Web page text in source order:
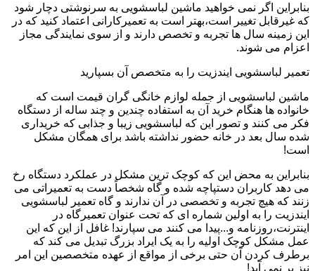
بنابراین اگر نمی خواهید ماشین لباسشویی به سرنوشتی دچار شود
که غیرقابل تغییر است،بهتر است به تعمیرکارانی اعتماد کنید که در
این زمینه سال ها تجربه و تخصص دارند و از سوی نمایندگی مجاز
اعزام می شوند.
تعمیر لباسشویی ایندزیت را به متخصص آن بسپارید
ماشین لباسشویی از جمله لوازم خانگی گران قیمت است که
خانواده ها هنگام خرید آن به استفاده چندین و چند ساله از دستگاه
فکر می کنند و تصور این که لباسشویی زیبا و جذابی که خریداری
شده سال بعد در خانه حضور نداشته باشد برای همگان مشکل
است!
بنابراین به محض این که کوچک ترین مشکل در عملکرد دستگاه رخ
می دهد کاربران دستپاچه شده و گاه شخصاً دست به تعمیراتی می
زنند که هیچ تجربه و تخصصی در آن ندارند و گاه تعمیر لباسشویی
ایندزیت را به اولین شماره ای که تحت عنوان تعمیرگاه در
اینترنت،روزنامه و...پیدا می کنند می سپارند! غافل از این که این
عمل مشکل کوچک اولیه را به یک ایراد بزرگ تبدیل می کند که
برطرف کردن آن حتی برخی از مواقع از عهده متخصصین این امر
نیز بر نمی آید!